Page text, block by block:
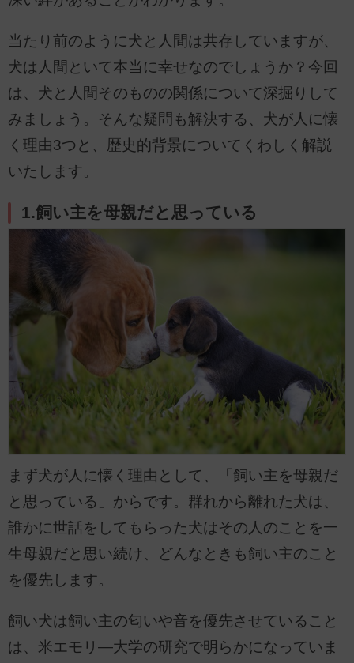
当たり前のように犬と人間は共存していますが、
犬は人間といて本当に幸せなのでしょうか？今回
は、犬と人間そのものの関係について深掘りして
みましょう。そんな疑問も解決する、犬が人に懐
く理由3つと、歴史的背景についてくわしく解説
いたします。
1.飼い主を母親だと思っている
まず犬が人に懐く理由として、「飼い主を母親だ
と思っている」からです。群れから離れた犬は、
誰かに世話をしてもらった犬はその人のことを一
生母親だと思い続け、どんなときも飼い主のこと
を優先します。
飼い犬は飼い主の匂いや音を優先させていること
は、米エモリ―大学の研究で明らかになっていま